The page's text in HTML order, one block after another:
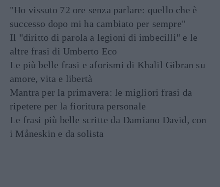
"Ho vissuto 72 ore senza parlare: quello che è
successo dopo mi ha cambiato per sempre"
Il "diritto di parola a legioni di imbecilli" e le
altre frasi di Umberto Eco
Le più belle frasi e aforismi di Khalil Gibran su
amore, vita e libertà
Mantra per la primavera: le migliori frasi da
ripetere per la fioritura personale
Le frasi più belle scritte da Damiano David, con
i Måneskin e da solista